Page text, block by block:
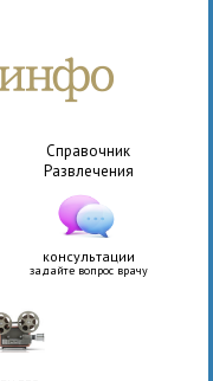
Справочник
Развлечения
консультации
задайте вопрос врачу